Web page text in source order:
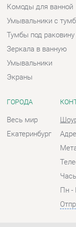
ГОРОДА
Весь мир
Екатеринбург
Пн -